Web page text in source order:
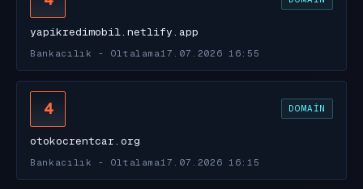
yapikredimobil.netlify.app
Bankacılık - Oltalama 17.07.2026 16:55
4 DOMAIN
otokocrentcar.org
Bankacılık - Oltalama 17.07.2026 16:15